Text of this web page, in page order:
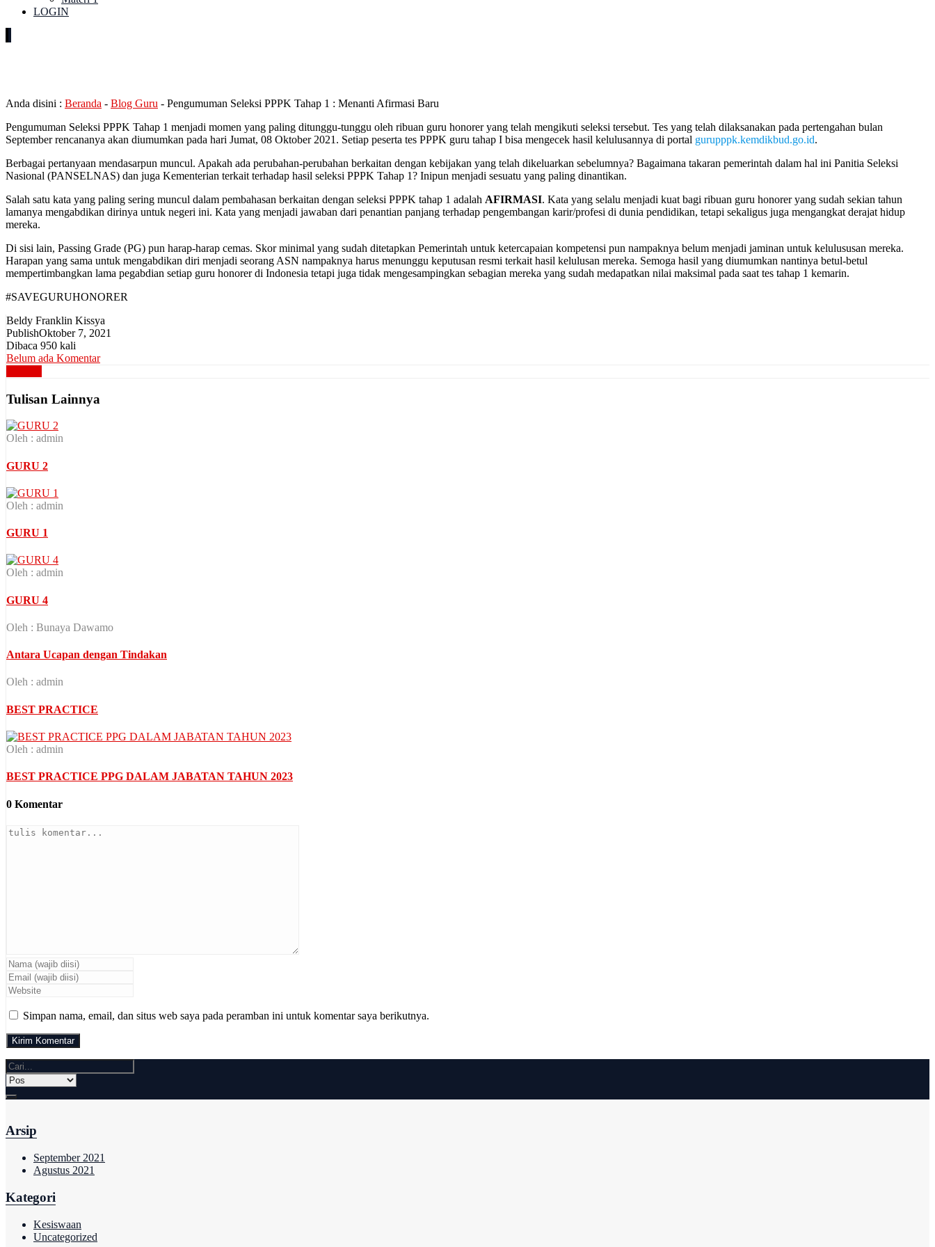
LOGIN
Anda disini : Beranda - Blog Guru - Pengumuman Seleksi PPPK Tahap 1 : Menanti Afirmasi Baru
Pengumuman Seleksi PPPK Tahap 1 menjadi momen yang paling ditunggu-tunggu oleh ribuan guru honorer yang telah mengikuti seleksi tersebut. Tes yang telah dilaksanakan pada pertengahan bulan
September rencananya akan diumumkan pada hari Jumat, 08 Oktober 2021. Setiap peserta tes PPPK guru tahap I bisa mengecek hasil kelulusannya di portal gurupppk.kemdikbud.go.id.
Berbagai pertanyaan mendasarpun muncul. Apakah ada perubahan-perubahan berkaitan dengan kebijakan yang telah dikeluarkan sebelumnya? Bagaimana takaran pemerintah dalam hal ini Panitia Seleksi
Nasional (PANSELNAS) dan juga Kementerian terkait terhadap hasil seleksi PPPK Tahap 1? Inipun menjadi sesuatu yang paling dinantikan.
Salah satu kata yang paling sering muncul dalam pembahasan berkaitan dengan seleksi PPPK tahap 1 adalah AFIRMASI. Kata yang selalu menjadi kuat bagi ribuan guru honorer yang sudah sekian tahun
lamanya mengabdikan dirinya untuk negeri ini. Kata yang menjadi jawaban dari penantian panjang terhadap pengembangan karir/profesi di dunia pendidikan, tetapi sekaligus juga mengangkat derajat hidup
mereka.
Di sisi lain, Passing Grade (PG) pun harap-harap cemas. Skor minimal yang sudah ditetapkan Pemerintah untuk ketercapaian kompetensi pun nampaknya belum menjadi jaminan untuk kelulususan mereka.
Harapan yang sama untuk mengabdikan diri menjadi seorang ASN nampaknya harus menunggu keputusan resmi terkait hasil kelulusan mereka. Semoga hasil yang diumumkan nantinya betul-betul
mempertimbangkan lama pegabdian setiap guru honorer di Indonesia tetapi juga tidak mengesampingkan sebagian mereka yang sudah medapatkan nilai maksimal pada saat tes tahap 1 kemarin.
#SAVEGURUHONORER
Beldy Franklin Kissya
PublishOktober 7, 2021
Dibaca 950 kali
Belum ada Komentar
Tulisan Lainnya
Oleh : admin
GURU 2
Oleh : admin
GURU 1
Oleh : admin
GURU 4
Oleh : Bunaya Dawamo
Antara Ucapan dengan Tindakan
Oleh : admin
BEST PRACTICE
Oleh : admin
BEST PRACTICE PPG DALAM JABATAN TAHUN 2023
0 Komentar
Simpan nama, email, dan situs web saya pada peramban ini untuk komentar saya berikutnya.
Arsip
September 2021
Agustus 2021
Kategori
Kesiswaan
Uncategorized